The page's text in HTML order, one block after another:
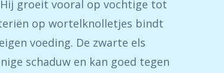
groeit vooral op vochtige tot
op wortelknolletjes bindt
voeding. De zwarte els
schaduw en kan goed tegen